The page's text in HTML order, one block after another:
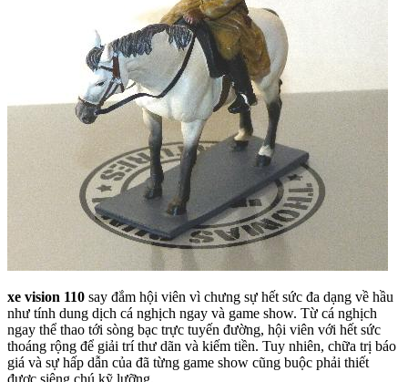
xe vision 110 say đắm hội viên vì chưng sự hết sức đa dạng về hầu
như tính dung dịch cá nghịch ngay và game show. Từ cá nghịch
ngay thể thao tới sòng bạc trực tuyến đường, hội viên với hết sức
thoáng rộng để giải trí thư dãn và kiếm tiền. Tuy nhiên, chữa trị báo
giá và sự hấp dẫn của đã từng game show cũng buộc phải thiết
được siêng chú kỹ lưỡng.